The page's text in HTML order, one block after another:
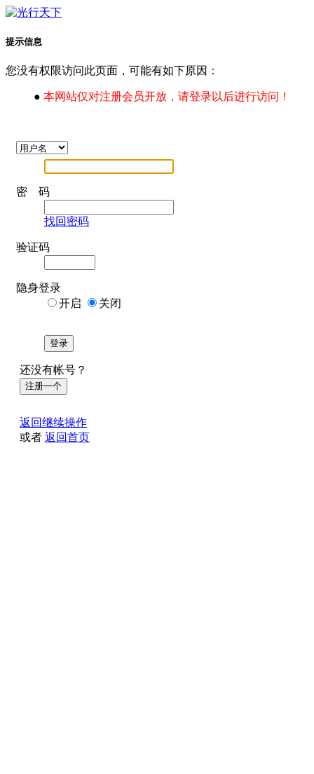
提示信息
您没有权限访问此页面，可能有如下原因：
● 本网站仅对注册会员开放，请登录以后进行访问！
密 码
找回密码
验证码
隐身登录
开启
关闭
登录
还没有帐号？
注册一个
返回继续操作
或者 返回首页